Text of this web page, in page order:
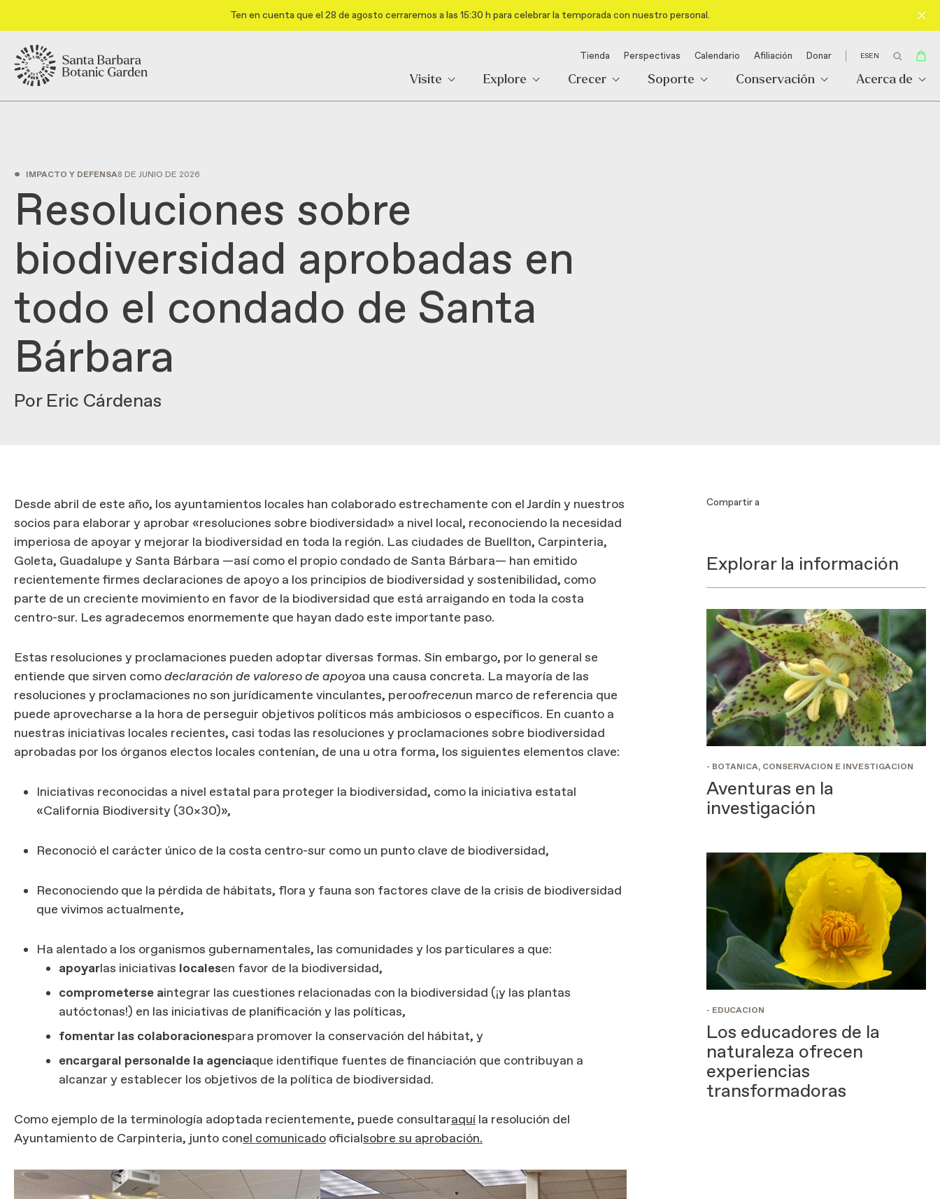
Ten en cuenta que el 28 de agosto cerraremos a las 15:30 h para celebrar la temporada con nuestro personal.
Tienda Perspectivas Calendario Afiliación Donar ESEN
Visite Explore Crecer Soporte Conservación Acerca de
• IMPACTO Y DEFENSA8 DE JUNIO DE 2026
Resoluciones sobre
biodiversidad aprobadas en
todo el condado de Santa
Bárbara
Por Eric Cárdenas
Desde abril de este año, los ayuntamientos locales han colaborado estrechamente con el Jardín y nuestros
socios para elaborar y aprobar «resoluciones sobre biodiversidad» a nivel local, reconociendo la necesidad
imperiosa de apoyar y mejorar la biodiversidad en toda la región. Las ciudades de Buellton, Carpinteria,
Goleta, Guadalupe y Santa Bárbara —así como el propio condado de Santa Bárbara— han emitido
recientemente firmes declaraciones de apoyo a los principios de biodiversidad y sostenibilidad, como
parte de un creciente movimiento en favor de la biodiversidad que está arraigando en toda la costa
centro-sur. Les agradecemos enormemente que hayan dado este importante paso.
Estas resoluciones y proclamaciones pueden adoptar diversas formas. Sin embargo, por lo general se
entiende que sirven comodeclaración de valoresode apoyoa una causa concreta. La mayoría de las
resoluciones y proclamaciones no son jurídicamente vinculantes, peroofrecenun marco de referencia que
puede aprovecharse a la hora de perseguir objetivos políticos más ambiciosos o específicos. En cuanto a
nuestras iniciativas locales recientes, casi todas las resoluciones y proclamaciones sobre biodiversidad
aprobadas por los órganos electos locales contenían, de una u otra forma, los siguientes elementos clave:
Iniciativas reconocidas a nivel estatal para proteger la biodiversidad, como la iniciativa estatal
«California Biodiversity (30×30)»,
Reconoció el carácter único de la costa centro-sur como un punto clave de biodiversidad,
Reconociendo que la pérdida de hábitats, flora y fauna son factores clave de la crisis de biodiversidad
que vivimos actualmente,
Ha alentado a los organismos gubernamentales, las comunidades y los particulares a que:
apoyarlas iniciativas localesen favor de la biodiversidad,
comprometerse aintegrar las cuestiones relacionadas con la biodiversidad (¡y las plantas
autóctonas!) en las iniciativas de planificación y las políticas,
fomentar las colaboracionespara promover la conservación del hábitat, y
encargaral personalde la agenciaque identifique fuentes de financiación que contribuyan a
alcanzar y establecer los objetivos de la política de biodiversidad.
Como ejemplo de la terminología adoptada recientemente, puede consultaraquí la resolución del
Ayuntamiento de Carpinteria, junto conel comunicado oficialsobre su aprobación.
Compartir a
Explorar la información
- BOTÁNICA, CONSERVACIÓN E INVESTIGACIÓN
Aventuras en la
investigación
- EDUCACIÓN
Los educadores de la
naturaleza ofrecen
experiencias
transformadoras